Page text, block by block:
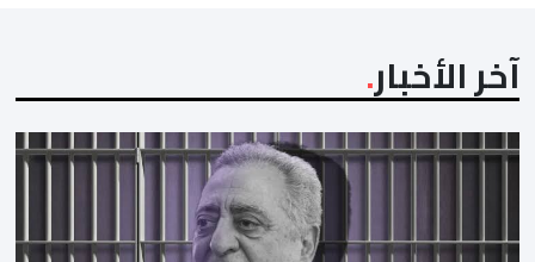
آخر الأخبار